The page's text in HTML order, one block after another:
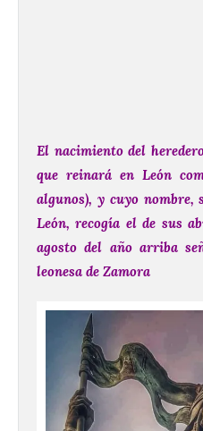
El nacimiento del
que reinará en León
algunos), y cuyo nombre,
León, recogía el de sus
agosto del año arriba
leonesa de Zamora